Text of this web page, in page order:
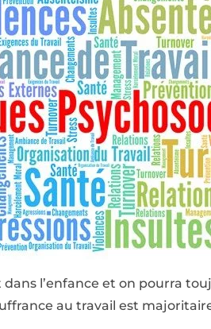
dans l’enfance et on pourra
au travail est